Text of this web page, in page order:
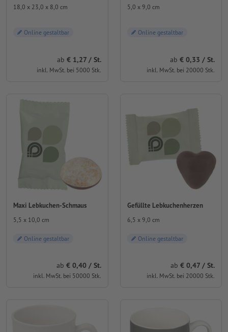
18,0 x 23,0 x 8,0 cm
Online gestaltbar
ab 1,27 / St.
inkl. MwSt. bei 5000 Stk.
5,0 x 9,0 cm
Online gestaltbar
ab 0,33 / St.
inkl. MwSt. bei 20000 Stk.
Maxi Lebkuchen-Schmaus
5,5 x 10,0 cm
Online gestaltbar
ab 0,40 / St.
inkl. MwSt. bei 50000 Stk.
Gefüllte Lebkuchenherzen
6,5 x 9,0 cm
Online gestaltbar
ab 0,47 / St.
inkl. MwSt. bei 20000 Stk.